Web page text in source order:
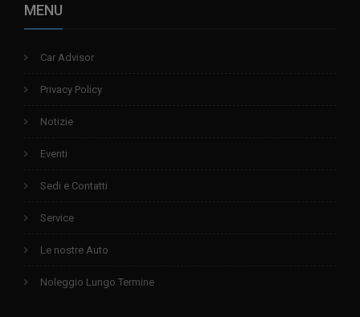
MENU
Car Advisor
Privacy Policy
Notizie
Eventi
Sedi e Contatti
Service
Le nostre Auto
Noleggio Lungo Termine